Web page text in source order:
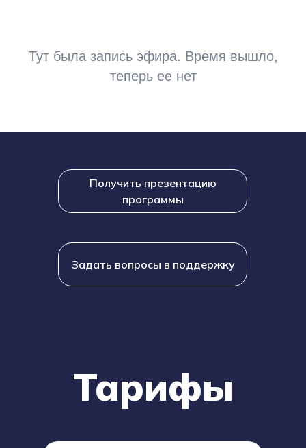
Тут была запись эфира. Время вышло,
теперь ее нет
Получить презентацию
программы
Задать вопросы в поддержку
Тарифы